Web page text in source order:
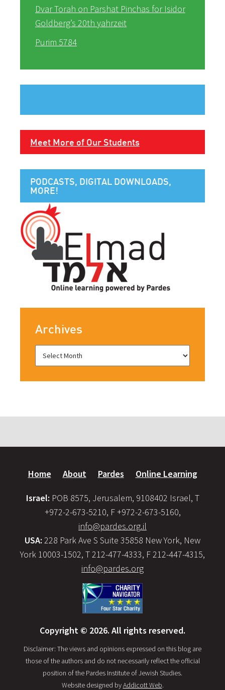
Dvar Torah on Parshat Pinchas for Isidor
Goldberg’s 20th yahrzeit
Purim 5784
Meet More of Our Students
PODCASTS, DIGITAL DOWNLOADS,
MORE!
Archives
Home About Pardes Online Learning
Israel: POB 8575, Jerusalem, 9108402 Israel, T
+972-2-673-5210, F +972-2-673-5160,
info@pardes.org.il
USA: 228 Park Ave S Suite 35858 New York, New
York 10003-1502, T 212-477-4333, F 212-447-4315,
info@pardes.org
Copyright © 2026. All rights reserved.
Disclaimer: The views and opinions expressed on this blog are
those of the authors and do not necessarily reflect the official
position of the Pardes Institute of Jewish Studies.
Website designed byAddicott Web.